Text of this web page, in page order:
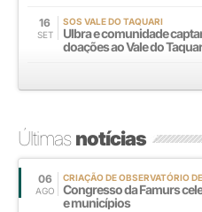
16
SET
SOS VALE DO TAQUARI
Ulbra e comunidade
doações ao Vale do
Últimasnotícias
06
AGO
CRIAÇÃO DE OBSERVATÓRIO
Congresso da Famurs
e municípios